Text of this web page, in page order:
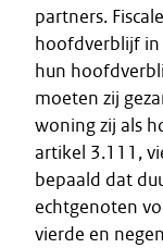
partners.
hoofdverblijf in
hun
moeten zij
woning zij als
artikel 3.111,
bepaald dat
echtgenoten
vierde en